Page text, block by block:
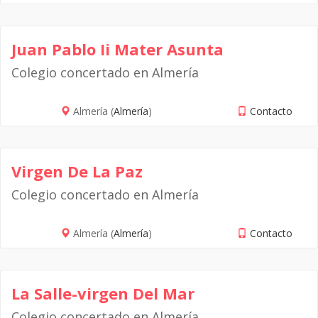
Juan Pablo Ii Mater Asunta
Colegio concertado en Almería
Almería (Almería) Contacto
Virgen De La Paz
Colegio concertado en Almería
Almería (Almería) Contacto
La Salle-virgen Del Mar